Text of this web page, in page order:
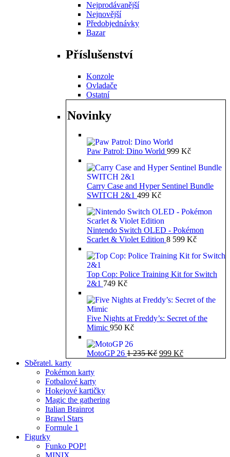
Nejprodávanější
Nejnovější
Předobjednávky
Bazar
Příslušenství
Konzole
Ovladače
Ostatní
Novinky
Paw Patrol: Dino World 999 Kč
Carry Case and Hyper Sentinel Bundle
SWITCH 2&1 499 Kč
Nintendo Switch OLED - Pokémon
Scarlet & Violet Edition 8 599 Kč
Top Cop: Police Training Kit for Switch
2&1 749 Kč
Five Nights at Freddy’s: Secret of the
Mimic 950 Kč
MotoGP 26 1 235Kč Původní
999 KčAktuální
Sběratel. karty
Pokémon karty
Fotbalové karty
Hokejové kartičky
Magic the gathering
Italian Brainrot
Brawl Stars
Formule 1
Figurky
Funko POP!